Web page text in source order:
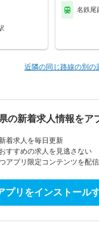
名鉄尾
近隣の同じ路線の別の
の新着求人情報をア
着求人を毎日更新
すすめの求人を見逃さない
アプリ限定コンテンツを配
プリをインストール